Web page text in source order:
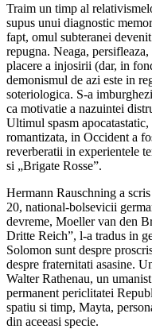
Traim un timp al
supus unui diagnostic
fapt, omul subteranei
repugna. Neaga,
placere a injosirii (dar, in
demonismul de azi este in
soteriologica. S-a
ca motivatie a nazuintei
Ultimul spasm
romantizata, in Occident a
reverberatii in experientele
si „Brigate Rosse”.
Hermann Rauschning a
20, national-bolsevicii
devreme, Moeller van den
Dritte Reich”, l-a tradus in
Solomon sunt despre
despre fraternitati asasine.
Walter Rathenau, un
permanent periclitatei
spatiu si timp, Mayta,
din aceeasi specie.